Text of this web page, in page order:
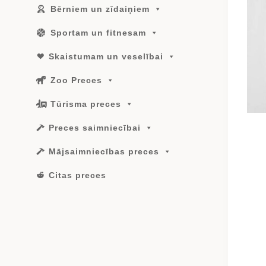
Bērniem un zīdaiņiem
Sportam un fitnesam
Skaistumam un veselībai
Zoo Preces
Tūrisma preces
Preces saimniecībai
Mājsaimniecības preces
Citas preces